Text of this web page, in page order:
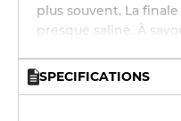
plus souvent. La
presque saline. À
SPECIFICATIONS